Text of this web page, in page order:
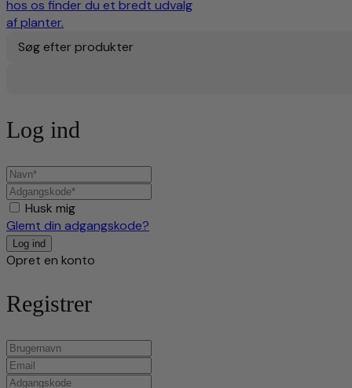
Søg efter produkter
Log ind
Husk mig
Glemt din adgangskode?
Opret en konto
Registrer